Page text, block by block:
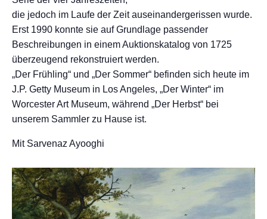
die jedoch im Laufe der Zeit auseinandergerissen wurde.
Erst 1990 konnte sie auf Grundlage passender
Beschreibungen in einem Auktionskatalog von 1725
überzeugend rekonstruiert werden.
„Der Frühling“ und „Der Sommer“ befinden sich heute im
J.P. Getty Museum in Los Angeles, „Der Winter“ im
Worcester Art Museum, während „Der Herbst“ bei
unserem Sammler zu Hause ist.
Mit Sarvenaz Ayooghi